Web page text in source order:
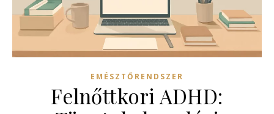
EMÉSZTŐRENDSZER
Felnőttkori ADHD: